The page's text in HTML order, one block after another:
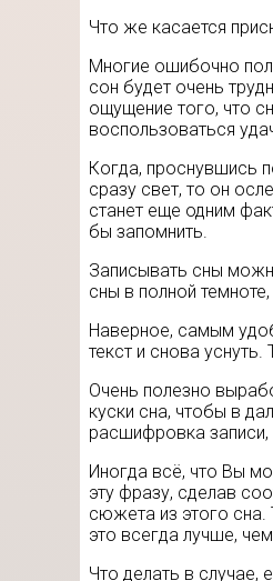
Что же касается
Многие ошибочно
сон будет очень
ощущение того, что
воспользоваться
Когда, проснувшись
сразу свет, то он
станет еще одним
бы запомнить.
Записывать сны
сны в полной
Наверное, самым
текст и снова
Очень полезно
куски сна, чтобы в
расшифровка
Иногда всё, что Вы
эту фразу, сделав
сюжета из этого сна.
это всегда лучше,
Что делать в случае,